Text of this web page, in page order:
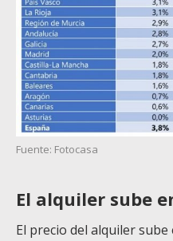
Fuente: Fotocasa
El alquiler sube
El precio del alquiler